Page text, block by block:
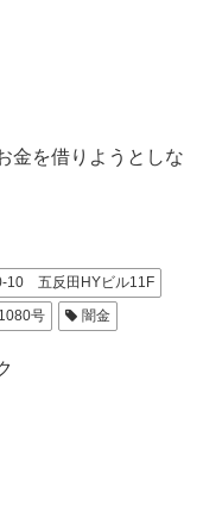
金を借りようとしな
10 五反田HYビル11F
号 闇金